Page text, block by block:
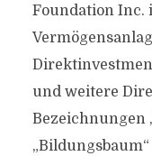
Foundation Inc.
und weitere
Bezeichnungen